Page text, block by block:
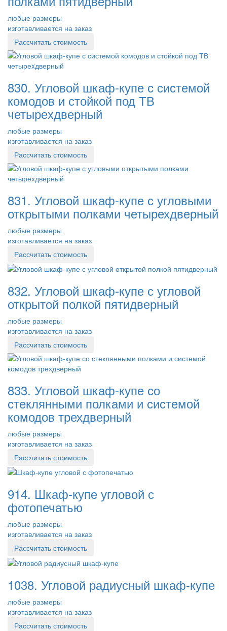
любые размеры
изготавливается на заказ
Рассчитать стоимость
830. Угловой шкаф-купе с системой
комодов и стойкой под ТВ
четыреxдверный
любые размеры
изготавливается на заказ
Рассчитать стоимость
831. Угловой шкаф-купе с угловыми
открытыми полками четырехдверный
любые размеры
изготавливается на заказ
Рассчитать стоимость
832. Угловой шкаф-купе с угловой
открытой полкой пятидверный
любые размеры
изготавливается на заказ
Рассчитать стоимость
833. Угловой шкаф-купе со
стеклянными полками и системой
комодов трехдверный
любые размеры
изготавливается на заказ
Рассчитать стоимость
914. Шкаф-купе угловой с
фотопечатью
любые размеры
изготавливается на заказ
Рассчитать стоимость
1038. Угловой радиусный шкаф-купе
любые размеры
изготавливается на заказ
Рассчитать стоимость